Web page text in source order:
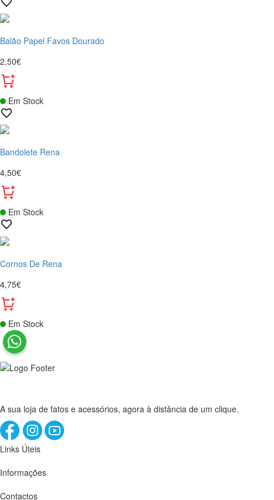
Balão Papel Favos Dourado
2,50€
Em Stock
Bandolete Rena
4,50€
Em Stock
Cornos De Rena
4,75€
Em Stock
A sua loja de fatos e acessórios, agora à distância de um clique.
Links Úteis
Informações
Contactos